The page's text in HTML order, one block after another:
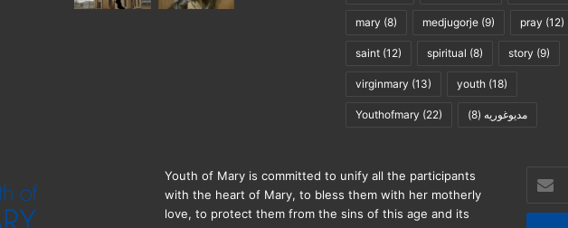
mary (8) medjugorje (9) pray (12)
saint (12) spiritual (8) story (9)
virginmary (13) youth (18)
Youthofmary (22) مديوغوريه (8)
Youth of Mary is committed to unify all the participants
with the heart of Mary, to bless them with her motherly
love, to protect them from the sins of this age and its
your
Email